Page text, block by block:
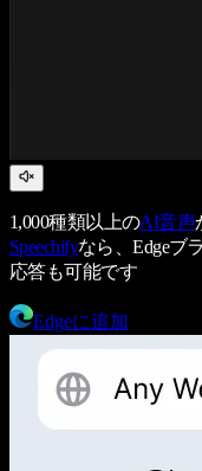
1,000種類以上のAI音声
Speechifyなら、Edgeブ
応答も可能です
Edgeに追加